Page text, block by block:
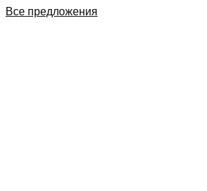
Все предложения